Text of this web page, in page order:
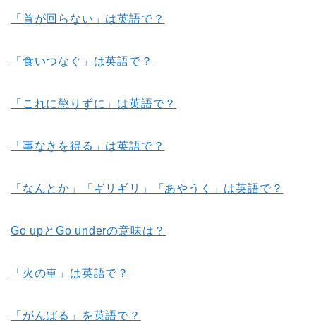
「首が回らない」は英語で？
「食いつなぐ」は英語で？
「これに懲りずに」は英語で？
「事なきを得る」は英語で？
「なんとか」「ギリギリ」「あやうく」は英語で？
Go upとGo underの意味は？
「火の車」は英語で？
「がんばる」を英語で？